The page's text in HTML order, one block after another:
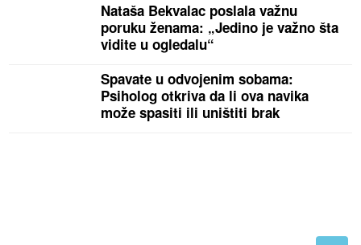
Nataša Bekvalac poslala važnu
poruku ženama: „Jedino je važno šta
vidite u ogledalu“
Spavate u odvojenim sobama:
Psiholog otkriva da li ova navika
može spasiti ili uništiti brak